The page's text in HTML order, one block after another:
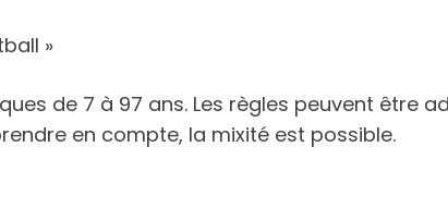
»
de 7 à 97 ans. Les règles peuvent être
en compte, la mixité est possible.